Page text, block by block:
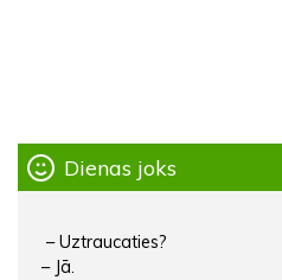
Dienas joks
– Uztraucaties?
– Jā.